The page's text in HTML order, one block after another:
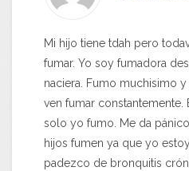
Mi hijo tiene tdah pero
fumar. Yo soy fumadora
naciera. Fumo muchisimo
ven fumar constantemente.
solo yo fumo. Me da
hijos fumen ya que yo
padezco de bronquitis